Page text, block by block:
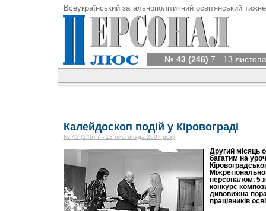
Всеукраїнський загальнополітичний освітянський
№ 43 (246) 7 - 13
Калейдоскоп подій у Кіровограді
№ 43 (246) 7 - 13 листопада 2007 року
Другий місяць
багатим на
персоналом. 5
конкурс
дивовижна
працівників